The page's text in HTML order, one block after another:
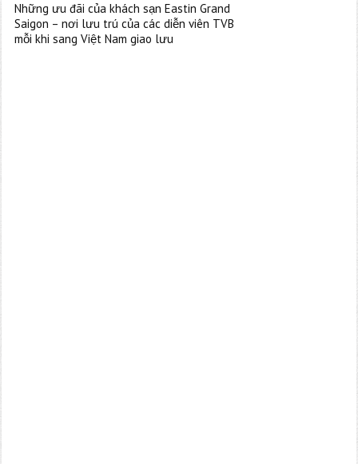
Những ưu đãi của khách sạn Eastin Grand
Saigon – nơi lưu trú của các diễn viên TVB
mỗi khi sang Việt Nam giao lưu